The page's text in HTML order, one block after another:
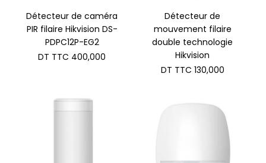
Détecteur de caméra
PIR filaire Hikvision DS-
PDPC12P-EG2
DT TTC 400,000
Détecteur de
mouvement filaire
double technologie
Hikvision
DT TTC 130,000